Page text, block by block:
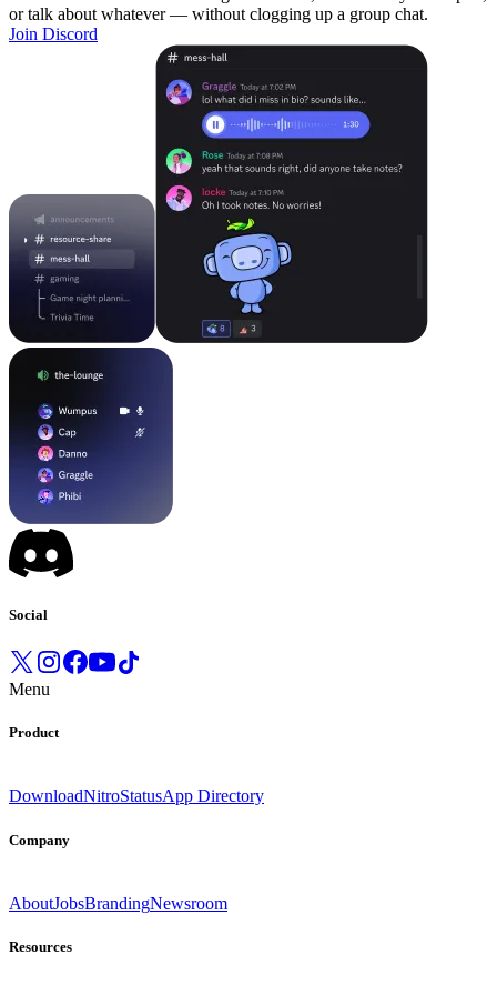
or talk about whatever — without clogging up a group chat.
Join Discord
Social
Menu
Product
DownloadNitroStatusApp Directory
Company
AboutJobsBrandingNewsroom
Resources